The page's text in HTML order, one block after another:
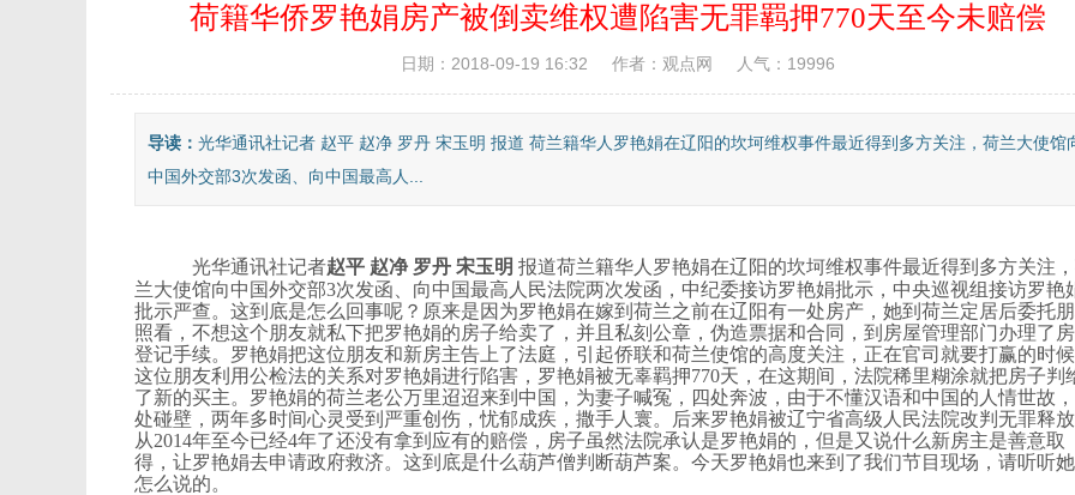
荷籍华侨罗艳娟房产被倒卖维权遭陷害无罪羁押770天至今未赔偿
日期：2018-09-19 16:32 作者：观点网 人气： 19996
导读： 光华通讯社记者 赵平 赵净 罗丹 宋玉明 报道 荷兰籍华人罗艳娟在辽阳的坎坷维权事件最近得到多方关注，荷兰大使馆
中国外交部3次发函、向中国最高人...
光华通讯社记者赵平 赵净 罗丹 宋玉明 报道荷兰籍华人罗艳娟在辽阳的坎坷维权事件最近得到多方关注
兰大使馆向中国外交部3次发函、向中国最高人民法院两次发函，中纪委接访罗艳娟批示，中央巡视组接访罗艳
批示严查。这到底是怎么回事呢？原来是因为罗艳娟在嫁到荷兰之前在辽阳有一处房产，她到荷兰定居后委托
照看，不想这个朋友就私下把罗艳娟的房子给卖了，并且私刻公章，伪造票据和合同，到房屋管理部门办理了
登记手续。罗艳娟把这位朋友和新房主告上了法庭，引起侨联和荷兰使馆的高度关注，正在官司就要打赢的时候
这位朋友利用公检法的关系对罗艳娟进行陷害，罗艳娟被无辜羁押770天，在这期间，法院稀里糊涂就把房子判
了新的买主。罗艳娟的荷兰老公万里迢迢来到中国，为妻子喊冤，四处奔波，由于不懂汉语和中国的人情世故
处碰壁，两年多时间心灵受到严重创伤，忧郁成疾，撒手人寰。后来罗艳娟被辽宁省高级人民法院改判无罪释放
从2014年至今已经4年了还没有拿到应有的赔偿，房子虽然法院承认是罗艳娟的，但是又说什么新房主是善意取
得，让罗艳娟去申请政府救济。这到底是什么葫芦僧判断葫芦案。今天罗艳娟也来到了我们节目现场，请听听
怎么说的。